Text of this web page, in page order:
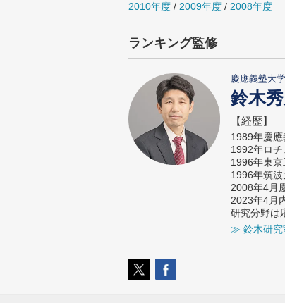
2010年度 / 2009年度 / 2008年度
ランキング監修
慶應義塾大
鈴木
【経歴】
1989年慶應
1992年ロチ
1996年東
1996年筑波
2008年4月
2023年4月
研究分野は
≫ 鈴木研究